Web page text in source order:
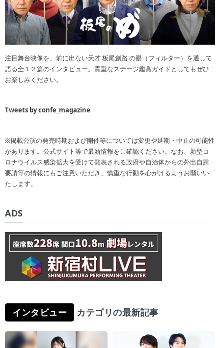
注目舞台映像を、前に出ない天才 板尾創路 の眼（フィルター）を通して
語る全１２篇のインタビュー。貴重なステージ鑑賞ガイドとしてもぜひ
お楽しみください。
Tweets by confe_magazine
※掲載公演の発売時期および開催等については変更や延期・中止の可能性
があります。公式サイト等で最新情報をご確認ください。なお、新型コ
ロナウイルス感染拡大を受けて発表される政府や自治体からの外出自粛
要請等の情報にもご注意いただき、慎重な行動を心がけるようお願いい
たします。
ADS
インタビュー カテゴリの最新記事